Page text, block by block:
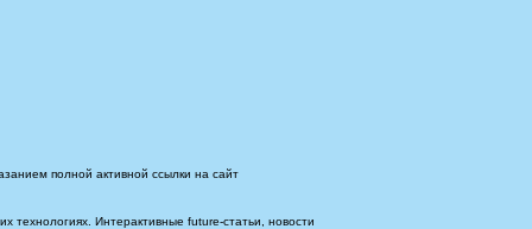
полной активной ссылки на сайт
Интерактивные future-статьи, новости